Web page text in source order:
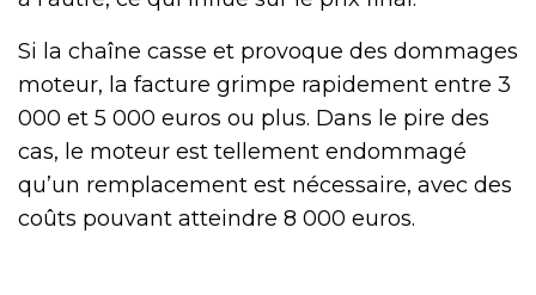
Si la chaîne casse et provoque des dommages
moteur, la facture grimpe rapidement entre 3
000 et 5 000 euros ou plus. Dans le pire des
cas, le moteur est tellement endommagé
qu’un remplacement est nécessaire, avec des
coûts pouvant atteindre 8 000 euros.